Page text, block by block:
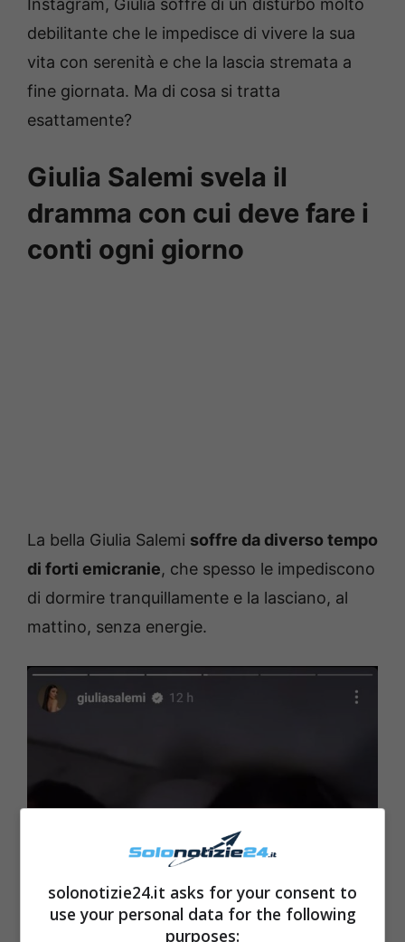
Instagram, Giulia soffre di un disturbo molto
debilitante che le impedisce di vivere la sua
vita con serenità e che la lascia stremata a
fine giornata. Ma di cosa si tratta
esattamente?
Giulia Salemi svela il
dramma con cui deve fare i
conti ogni giorno
La bella Giulia Salemi soffre da diverso tempo
di forti emicranie, che spesso le impediscono
di dormire tranquillamente e la lasciano, al
mattino, senza energie.
solonotizie24.it asks for your consent to
use your personal data for the following
purposes: